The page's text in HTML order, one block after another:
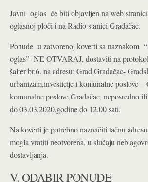
Javni oglas će biti objavljen na web stranici
oglasnoj ploči i na Radio stanici Gradačac.
Ponude u zatvorenoj koverti sa naznakom
oglas”- NE OTVARAJ, dostaviti na
šalter br.6. na adresu: Grad Gradačac-
urbanizam,investicije i komunalne poslove –
komunalne poslove,Gradačac, neposredno
do 03.03.2020.godine do 12.00 sati.
Na koverti je potrebno naznačiti tačnu
mogla vratiti neotvorena, u slučaju
dostavljanja.
V. ODABIR PONUDE